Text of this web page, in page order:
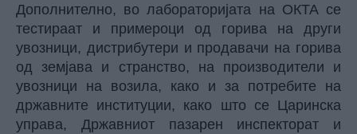
Дополнително, во лабораторијата на ОКТА се
тестираат и примероци од горива на други
увозници, дистрибутери и продавачи на горива
од земјава и странство, на производители и
увозници на возила, како и за потребите на
државните институции, како што се Царинска
управа, Државниот пазарен инспекторат и